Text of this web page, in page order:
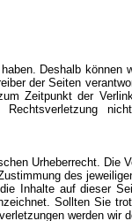
Deshalb können
der Seiten
Zeitpunkt der
Urheberrecht. Die
des
Inhalte auf dieser
Sollten Sie
werden wir